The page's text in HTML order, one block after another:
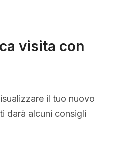
visita con
il tuo nuovo
ti darà alcuni consigli